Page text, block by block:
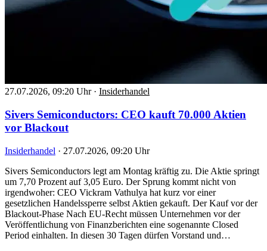
27.07.2026, 09:20 Uhr · Insiderhandel
Sivers Semiconductors: CEO kauft 70.000 Aktien
vor Blackout
Insiderhandel · 27.07.2026, 09:20 Uhr
Sivers Semiconductors legt am Montag kräftig zu. Die Aktie springt
um 7,70 Prozent auf 3,05 Euro. Der Sprung kommt nicht von
irgendwoher: CEO Vickram Vathulya hat kurz vor einer
gesetzlichen Handelssperre selbst Aktien gekauft. Der Kauf vor der
Blackout-Phase Nach EU-Recht müssen Unternehmen vor der
Veröffentlichung von Finanzberichten eine sogenannte Closed
Period einhalten. In diesen 30 Tagen dürfen Vorstand und…